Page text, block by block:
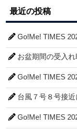
最近の投稿
Go!Me! TIMES
お盆期間の受入
Go!Me! TIMES
台風７号８号接
Go!Me! TIMES